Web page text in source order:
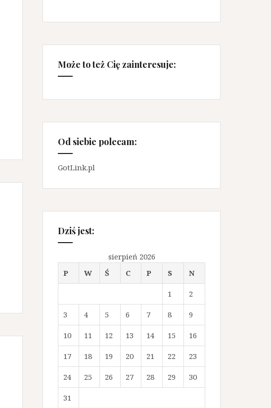
Może to też Cię zainteresuje:
Od siebie polecam:
GotLink.pl
Dziś jest:
sierpień 2026
P
W Ś C P S N
1 2
3 4 5 6 7 8 9
10 11 12 13 14 15 16
17 18 19 20 21 22 23
24 25 26 27 28 29 30
31